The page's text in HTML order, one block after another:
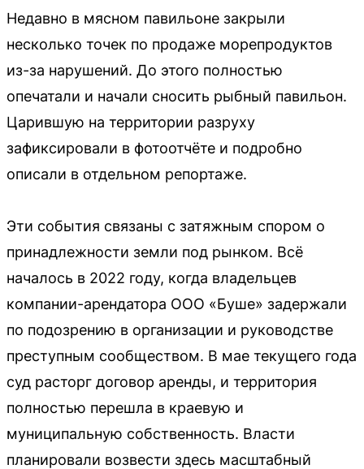
Недавно в мясном павильоне закрыли
несколько точек по продаже морепродуктов
из-за нарушений. До этого полностью
опечатали и начали сносить рыбный павильон.
Царившую на территории разруху
зафиксировали в фотоотчёте и подробно
описали в отдельном репортаже.
Эти события связаны с затяжным спором о
принадлежности земли под рынком. Всё
началось в 2022 году, когда владельцев
компании-арендатора ООО «Буше» задержали
по подозрению в организации и руководстве
преступным сообществом. В мае текущего года
суд расторг договор аренды, и территория
полностью перешла в краевую и
муниципальную собственность. Власти
планировали возвести здесь масштабный